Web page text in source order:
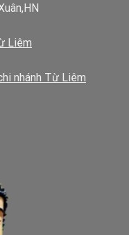
Liêm
nhánh Từ Liêm